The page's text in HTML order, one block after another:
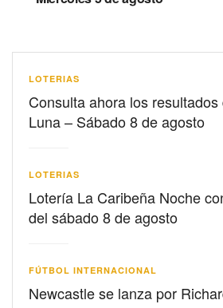
LOTERIAS
Consulta ahora los
Luna – Sábado 8 de agosto
LOTERIAS
Lotería La Caribeña Noche
del sábado 8 de agosto
FÚTBOL INTERNACIONAL
Newcastle se lanza por